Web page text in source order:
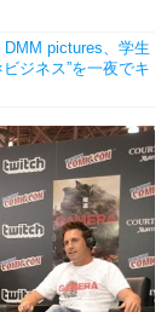
DMM pictures、学生
ジネス”を一夜でキ